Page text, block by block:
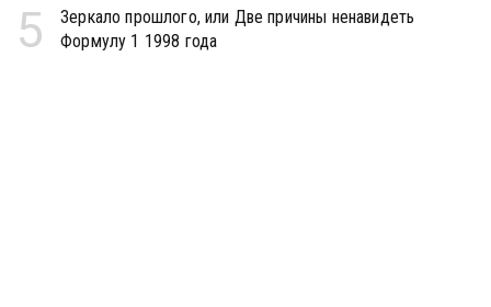
5
Зеркало прошлого, или Две причины ненавидеть
Формулу 1 1998 года